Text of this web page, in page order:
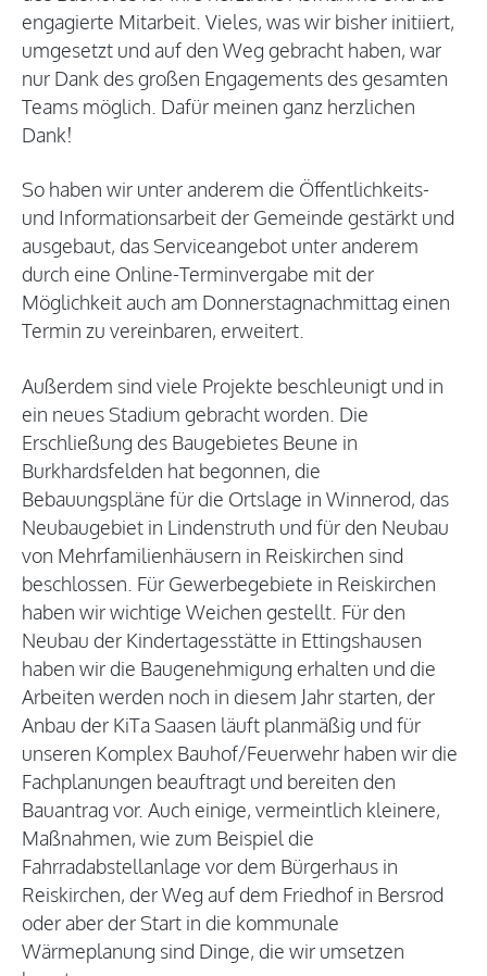
engagierte Mitarbeit. Vieles, was wir bisher initiiert,
umgesetzt und auf den Weg gebracht haben, war
nur Dank des großen Engagements des gesamten
Teams möglich. Dafür meinen ganz herzlichen
Dank!
So haben wir unter anderem die Öffentlichkeits-
und Informationsarbeit der Gemeinde gestärkt und
ausgebaut, das Serviceangebot unter anderem
durch eine Online-Terminvergabe mit der
Möglichkeit auch am Donnerstagnachmittag einen
Termin zu vereinbaren, erweitert.
Außerdem sind viele Projekte beschleunigt und in
ein neues Stadium gebracht worden. Die
Erschließung des Baugebietes Beune in
Burkhardsfelden hat begonnen, die
Bebauungspläne für die Ortslage in Winnerod, das
Neubaugebiet in Lindenstruth und für den Neubau
von Mehrfamilienhäusern in Reiskirchen sind
beschlossen. Für Gewerbegebiete in Reiskirchen
haben wir wichtige Weichen gestellt. Für den
Neubau der Kindertagesstätte in Ettingshausen
haben wir die Baugenehmigung erhalten und die
Arbeiten werden noch in diesem Jahr starten, der
Anbau der KiTa Saasen läuft planmäßig und für
unseren Komplex Bauhof/Feuerwehr haben wir die
Fachplanungen beauftragt und bereiten den
Bauantrag vor. Auch einige, vermeintlich kleinere,
Maßnahmen, wie zum Beispiel die
Fahrradabstellanlage vor dem Bürgerhaus in
Reiskirchen, der Weg auf dem Friedhof in Bersrod
oder aber der Start in die kommunale
Wärmeplanung sind Dinge, die wir umsetzen